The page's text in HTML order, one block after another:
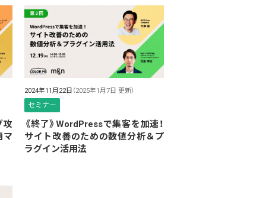
攻
マ
2024年11月22日 （2025年1月7日 更新）
セミナー
《終了》WordPressで集客を加速！
サイト改善のための数値分析＆プ
ラグイン活用法